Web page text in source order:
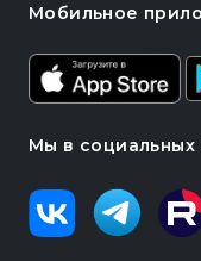
Мобильное
Мы в социальных